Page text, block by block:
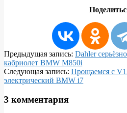
2020-
03-
18
Предыдущая запись: Dahler
кабриолет BMW M850i
Следующая запись: Прощаемся с
электрический BMW i7
3 комментария